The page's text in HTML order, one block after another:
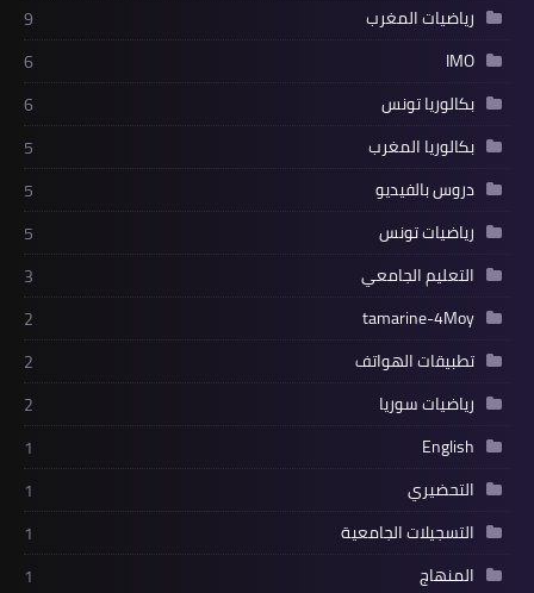
رياضيات المغرب
9
IMO
6
بكالوريا تونس
6
بكالوريا المغرب
5
دروس بالفيديو
5
رياضيات تونس
5
التعليم الجامعي
3
tamarine-4Moy
2
تطبيقات الهواتف
2
رياضيات سوريا
2
English
1
التحضيري
1
التسجيلات الجامعية
1
المنهاج
1